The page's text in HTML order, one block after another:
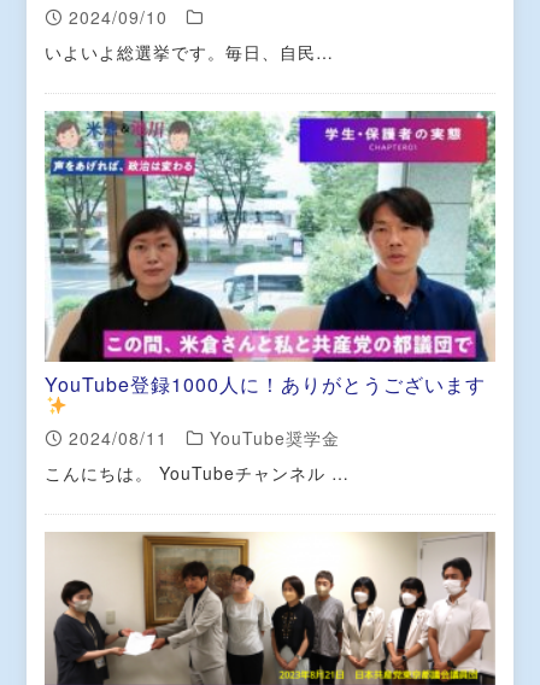
2024/09/10
いよいよ総選挙です。毎日、自民…
YouTube登録1000人に！ありがとうございます
2024/08/11
YouTube奨学金
こんにちは。 YouTubeチャンネル …